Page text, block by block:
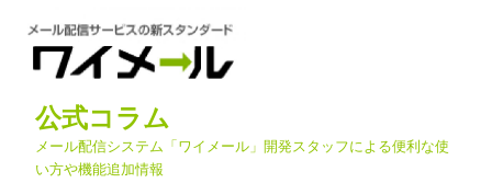
公式コラム
メール配信システム「ワイメール」開発スタッフによる便利な使
い方や機能追加情報